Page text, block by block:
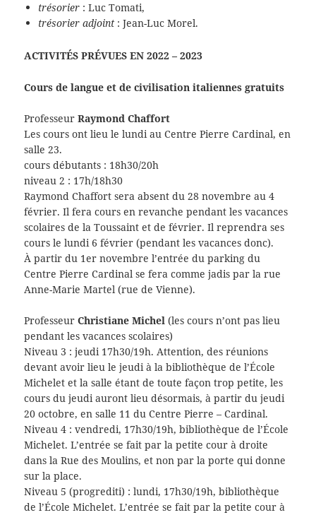
trésorier : Luc Tomati,
trésorier adjoint : Jean-Luc Morel.
ACTIVITÉS PRÉVUES EN 2022 – 2023
Cours de langue et de civilisation italiennes gratuits
ProfesseurRaymond Chaffort
Les cours ont lieu le lundi au Centre Pierre Cardinal, en
salle 23.
cours débutants : 18h30/20h
niveau 2 : 17h/18h30
Raymond Chaffort sera absent du 28 novembre au 4
février. Il fera cours en revanche pendant les vacances
scolaires de la Toussaint et de février. Il reprendra ses
cours le lundi 6 février (pendant les vacances donc).
À partir du 1er novembre l’entrée du parking du
Centre Pierre Cardinal se fera comme jadis par la rue
Anne-Marie Martel (rue de Vienne).
ProfesseurChristiane Michel (les cours n’ont pas lieu
pendant les vacances scolaires)
Niveau 3 : jeudi 17h30/19h. Attention, des réunions
devant avoir lieu le jeudi à la bibliothèque de l’École
Michelet et la salle étant de toute façon trop petite, les
cours du jeudi auront lieu désormais, à partir du jeudi
20 octobre, en salle 11 du Centre Pierre – Cardinal.
Niveau 4 : vendredi, 17h30/19h, bibliothèque de l’École
Michelet. L’entrée se fait par la petite cour à droite
dans la Rue des Moulins, et non par la porte qui donne
sur la place.
Niveau 5 (progrediti) : lundi, 17h30/19h, bibliothèque
de l’École Michelet. L’entrée se fait par la petite cour à